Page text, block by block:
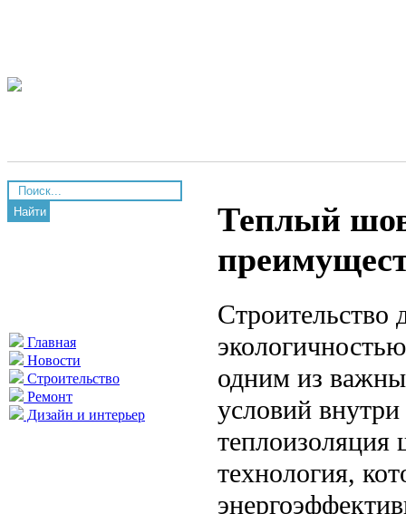
Найти
Главная
Новости
Строительство
Ремонт
Дизайн и интерьер
Теплый
Строительство
одним из
условий внутри
технология,